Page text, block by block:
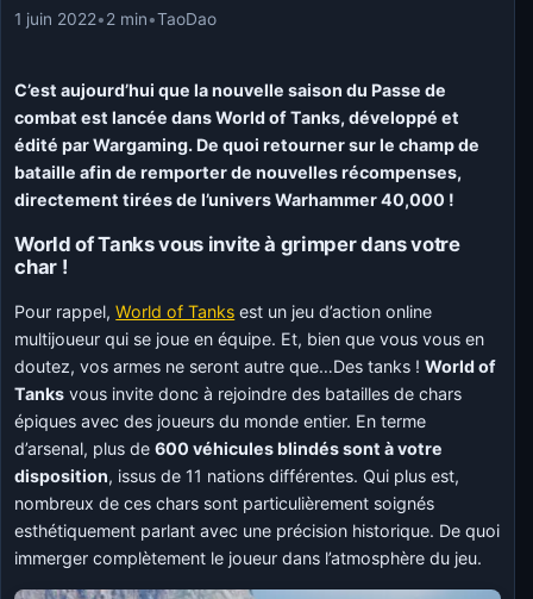
1 juin 2022•2 min•TaoDao
C’est aujourd’hui que la nouvelle saison du Passe de
combat est lancée dans World of Tanks, développé et
édité par Wargaming. De quoi retourner sur le champ de
bataille afin de remporter de nouvelles récompenses,
directement tirées de l’univers Warhammer 40,000 !
World of Tanks vous invite à grimper dans votre
char !
Pour rappel,World of Tanks est un jeu d’action online
multijoueur qui se joue en équipe. Et, bien que vous vous en
doutez, vos armes ne seront autre que…Des tanks !World of
Tanks vous invite donc à rejoindre des batailles de chars
épiques avec des joueurs du monde entier. En terme
d’arsenal, plus de600 véhicules blindés sont à votre
disposition, issus de 11 nations différentes. Qui plus est,
nombreux de ces chars sont particulièrement soignés
esthétiquement parlant avec une précision historique. De quoi
immerger complètement le joueur dans l’atmosphère du jeu.